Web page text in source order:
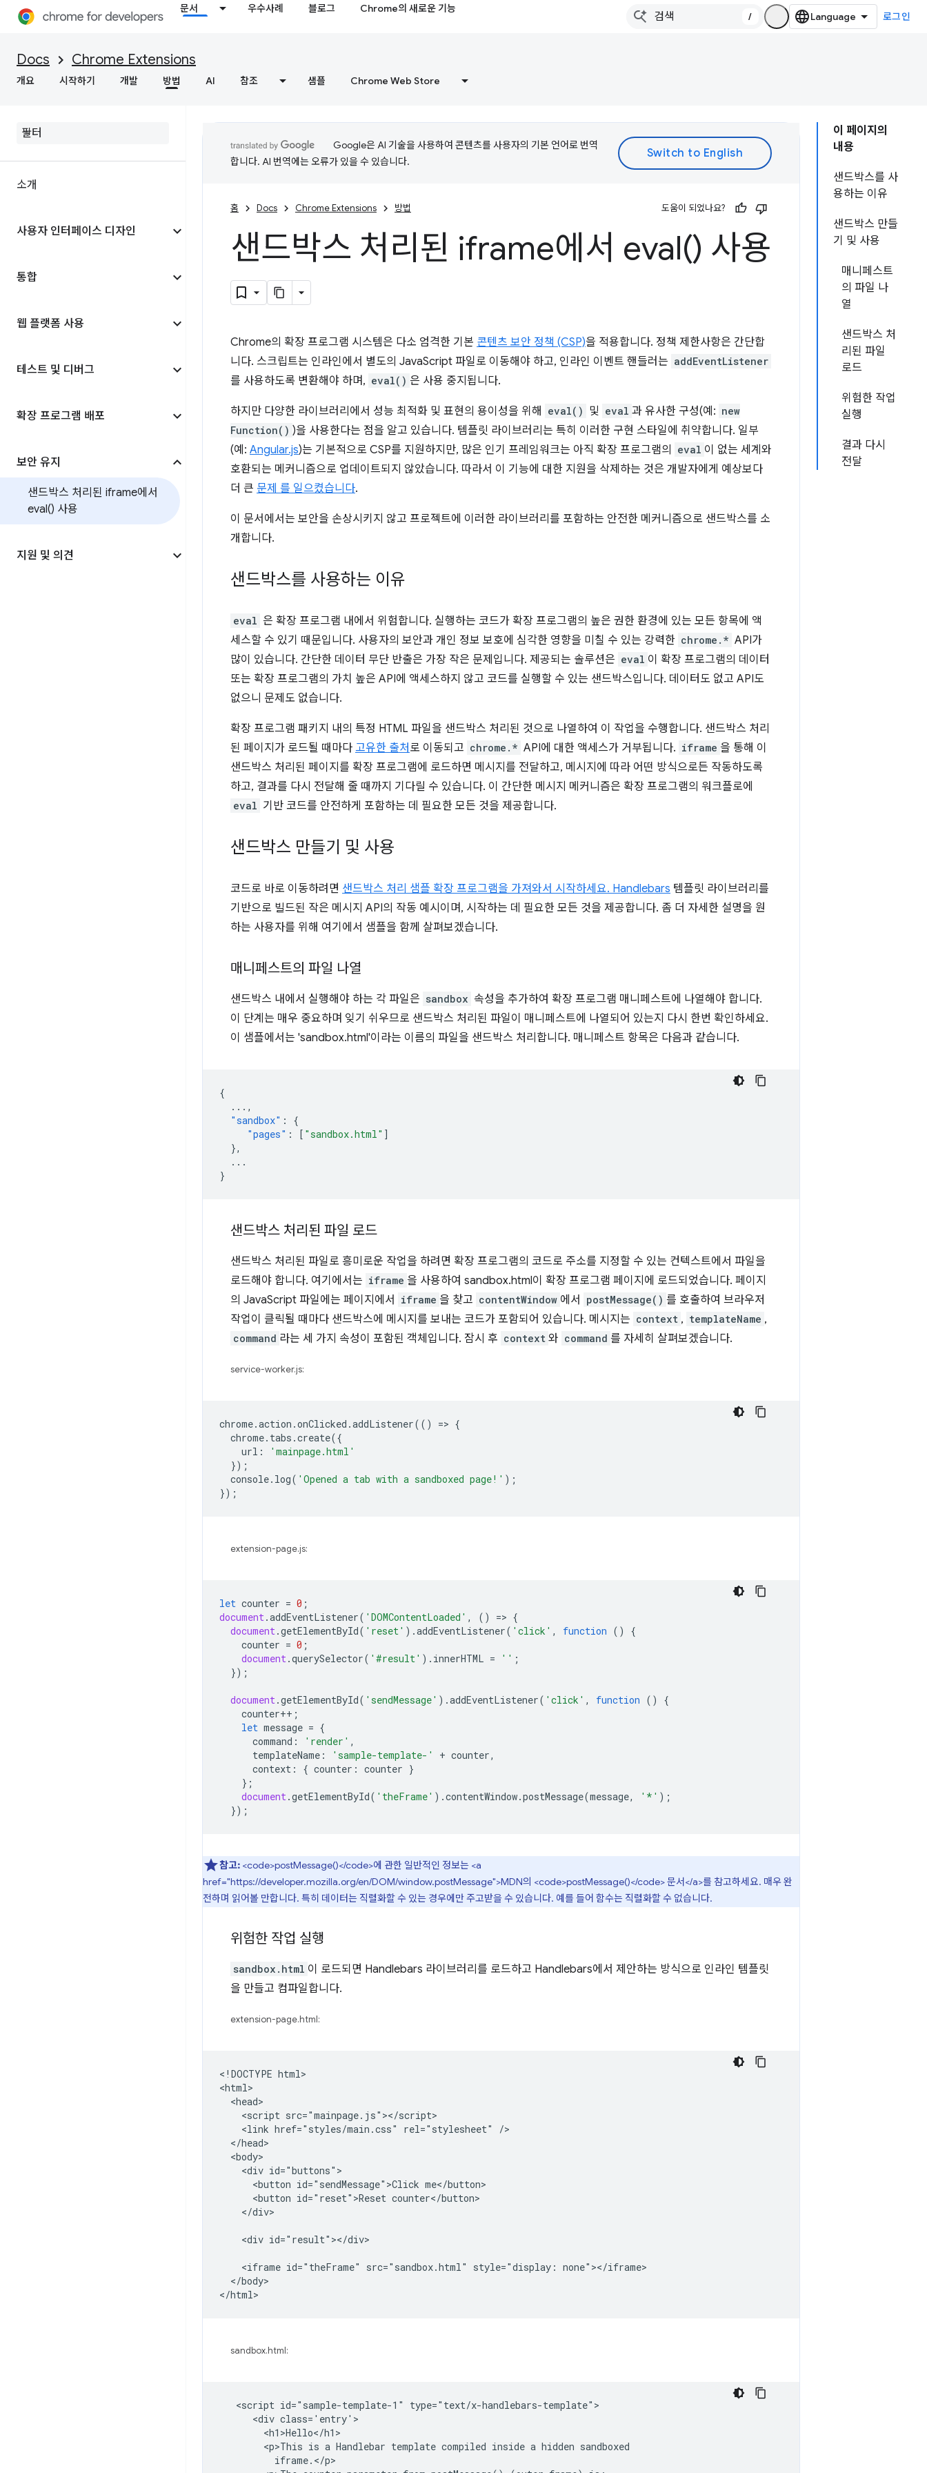
문서 우수사례 블로그 Chrome의 새로운 기능
/ 로그인
Docs Chrome Extensions
개요 시작하기 개발 방법 AI 참조 샘플 Chrome Web Store
소개
사용자 인터페이스 디자인
통합
웹 플랫폼 사용
테스트 및 디버그
확장 프로그램 배포
보안 유지
샌드박스 처리된 iframe에서
eval() 사용
지원 및 의견
이 페이지의
내용
샌드박스를 사
용하는 이유
샌드박스 만들
기 및 사용
매니페스트
의 파일 나
열
샌드박스 처
리된 파일
로드
위험한 작업
실행
결과 다시
전달
Google은 AI 기술을 사용하여 콘텐츠를 사용자의 기본 언어로 번역
합니다. AI 번역에는 오류가 있을 수 있습니다.
홈 Docs Chrome Extensions 방법 도움이 되었나요?
샌드박스 처리된 iframe에서 eval() 사용
Chrome의 확장 프로그램 시스템은 다소 엄격한 기본 콘텐츠 보안 정책 (CSP)을 적용합니다. 정책 제한사항은 간단합
니다. 스크립트는 인라인에서 별도의 JavaScript 파일로 이동해야 하고, 인라인 이벤트 핸들러는 addEventListener
를 사용하도록 변환해야 하며, eval() 은 사용 중지됩니다.
하지만 다양한 라이브러리에서 성능 최적화 및 표현의 용이성을 위해 eval() 및 eval 과 유사한 구성(예: new
Function() )을 사용한다는 점을 알고 있습니다. 템플릿 라이브러리는 특히 이러한 구현 스타일에 취약합니다. 일부
(예: Angular.js)는 기본적으로 CSP를 지원하지만, 많은 인기 프레임워크는 아직 확장 프로그램의 eval 이 없는 세계와
호환되는 메커니즘으로 업데이트되지 않았습니다. 따라서 이 기능에 대한 지원을 삭제하는 것은 개발자에게 예상보다
더 큰 문제 를 일으켰습니다.
이 문서에서는 보안을 손상시키지 않고 프로젝트에 이러한 라이브러리를 포함하는 안전한 메커니즘으로 샌드박스를 소
개합니다.
샌드박스를 사용하는 이유
eval 은 확장 프로그램 내에서 위험합니다. 실행하는 코드가 확장 프로그램의 높은 권한 환경에 있는 모든 항목에 액
세스할 수 있기 때문입니다. 사용자의 보안과 개인 정보 보호에 심각한 영향을 미칠 수 있는 강력한 chrome.* API가
많이 있습니다. 간단한 데이터 무단 반출은 가장 작은 문제입니다. 제공되는 솔루션은 eval 이 확장 프로그램의 데이터
또는 확장 프로그램의 가치 높은 API에 액세스하지 않고 코드를 실행할 수 있는 샌드박스입니다. 데이터도 없고 API도
없으니 문제도 없습니다.
확장 프로그램 패키지 내의 특정 HTML 파일을 샌드박스 처리된 것으로 나열하여 이 작업을 수행합니다. 샌드박스 처리
된 페이지가 로드될 때마다 고유한 출처 로 이동되고 chrome.* API에 대한 액세스가 거부됩니다. iframe 을 통해 이
샌드박스 처리된 페이지를 확장 프로그램에 로드하면 메시지를 전달하고, 메시지에 따라 어떤 방식으로든 작동하도록
하고, 결과를 다시 전달해 줄 때까지 기다릴 수 있습니다. 이 간단한 메시지 메커니즘은 확장 프로그램의 워크플로에
eval 기반 코드를 안전하게 포함하는 데 필요한 모든 것을 제공합니다.
샌드박스 만들기 및 사용
코드로 바로 이동하려면 샌드박스 처리 샘플 확장 프로그램을 가져와서 시작하세요. Handlebars 템플릿 라이브러리를
기반으로 빌드된 작은 메시지 API의 작동 예시이며, 시작하는 데 필요한 모든 것을 제공합니다. 좀 더 자세한 설명을 원
하는 사용자를 위해 여기에서 샘플을 함께 살펴보겠습니다.
매니페스트의 파일 나열
샌드박스 내에서 실행해야 하는 각 파일은 sandbox 속성을 추가하여 확장 프로그램 매니페스트에 나열해야 합니다.
이 단계는 매우 중요하며 잊기 쉬우므로 샌드박스 처리된 파일이 매니페스트에 나열되어 있는지 다시 한번 확인하세요.
이 샘플에서는 'sandbox.html'이라는 이름의 파일을 샌드박스 처리합니다. 매니페스트 항목은 다음과 같습니다.
{
... ,
"sandbox" :
{
"pages" : [ "sandbox.html" ]
},
...
}
샌드박스 처리된 파일 로드
샌드박스 처리된 파일로 흥미로운 작업을 하려면 확장 프로그램의 코드로 주소를 지정할 수 있는 컨텍스트에서 파일을
로드해야 합니다. 여기에서는 iframe 을 사용하여 sandbox.html이 확장 프로그램 페이지에 로드되었습니다. 페이지
의 JavaScript 파일에는 페이지에서
iframe 을 찾고 contentWindow 에서 postMessage() 를 호출하여 브라우저
작업이 클릭될 때마다 샌드박스에 메시지를 보내는 코드가 포함되어 있습니다. 메시지는 context , templateName ,
command 라는 세 가지 속성이 포함된 객체입니다. 잠시 후 context 와 command 를 자세히 살펴보겠습니다.
service-worker.js:
chrome.action .onClicked .addListener(() => {
chrome. tabs .create({
url :
'mainpage.html'
});
console. log( 'Opened a tab with a sandboxed page!' );
});
extension-page.js:
let counter = 0 ;
document.addEventListener( 'DOMContentLoaded' , () => {
document.getElementById( 'reset' ).addEventListener( 'click' , function ()
{
counter = 0 ;
document.querySelector( '#result' ). innerHTML = '' ;
});
document.getElementById( 'sendMessage' ).addEventListener( 'click' , function ()
{
counter++ ;
let message = {
command : 'render' ,
templateName : 'sample-template-' + counter,
context : { counter : counter }
};
document.getElementById( 'theFrame' ).contentWindow.postMessage(message, '*' );
});
참고: <code>postMessage()</code>에 관한 일반적인 정보는 <a
href="https://developer.mozilla.org/en/DOM/window.postMessage">MDN의 <code>postMessage()</code> 문서</a>를 참고하세요. 매우 완
전하며 읽어볼 만합니다. 특히 데이터는 직렬화할 수 있는 경우에만 주고받을 수 있습니다. 예를 들어 함수는 직렬화할 수 없습니다.
위험한 작업 실행
sandbox.html 이 로드되면 Handlebars 라이브러리를 로드하고 Handlebars에서 제안하는 방식으로 인라인 템플릿
을 만들고 컴파일합니다.
extension-page.html:
<!DOCTYPE html>
<html>
  <head>
    <script src="mainpage.js"></script>
    <link href="styles/main.css" rel="stylesheet" />
  </head>
  <body>
    <div id="buttons">
      <button id="sendMessage">Click me</button>
      <button id="reset">Reset counter</button>
    </div>
    <div id="result"></div>
    <iframe id="theFrame" src="sandbox.html" style="display: none"></iframe>
  </body>
sandbox.html:
   <script id="sample-template-1" type="text/x-handlebars-template">
      <div class='entry'>
        <h1>Hello</h1>
        <p>This is a Handlebar template compiled inside a hidden sandboxed
          iframe.</p>